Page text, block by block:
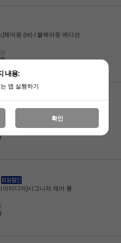
]체어원 (re) / 블랙아웃 에디션
아이디어]시그니처 체어 숏
아이디어]시그니처 체어 롱
내용:
앱 실행하기
확인